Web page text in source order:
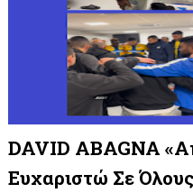
DAVID ABAGNA
Ευχαριστώ Σε